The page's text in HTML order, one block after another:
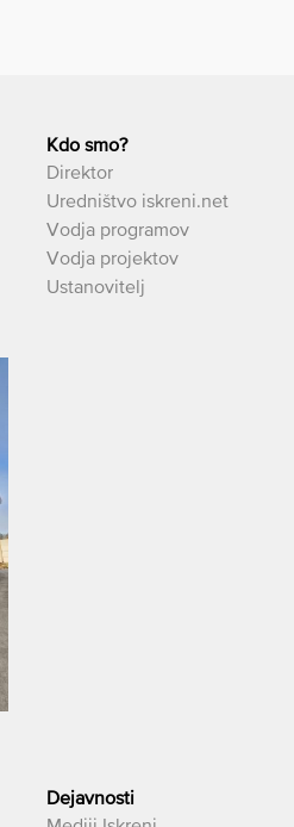
Kdo smo?
Direktor
Uredništvo iskreni.net
Vodja programov
Vodja projektov
Ustanovitelj
Dejavnosti